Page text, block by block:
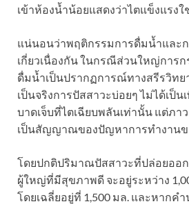
เข้าห้องน้ำน้อยแสดงว่าไตแข็งแรงใ
แน่นอนว่าพฤติกรรมการดื่มน้ำและ
เกี่ยวเนื่องกัน ในกรณีส่วนใหญ่การ
ดื่มน้ำเป็นปรากฏการณ์ทางสรีรวิทย
เป็นจริงการปัสสาวะบ่อยๆ ไม่ได้เป็น
บาดเจ็บที่ไตเฉียบพลันเท่านั้น แต่ภา
เป็นสัญญาณของปัญหาการทำงานข
โดยปกติปริมาณปัสสาวะที่ปล่อยออ
ผู้ใหญ่ที่มีสุขภาพดี จะอยู่ระหว่าง
โดยเฉลี่ยอยู่ที่ 1,500 มล. และหากค